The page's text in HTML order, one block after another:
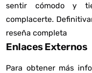
sentir cómodo y
complacerte.
reseña completa
Enlaces Externos
Para obtener más